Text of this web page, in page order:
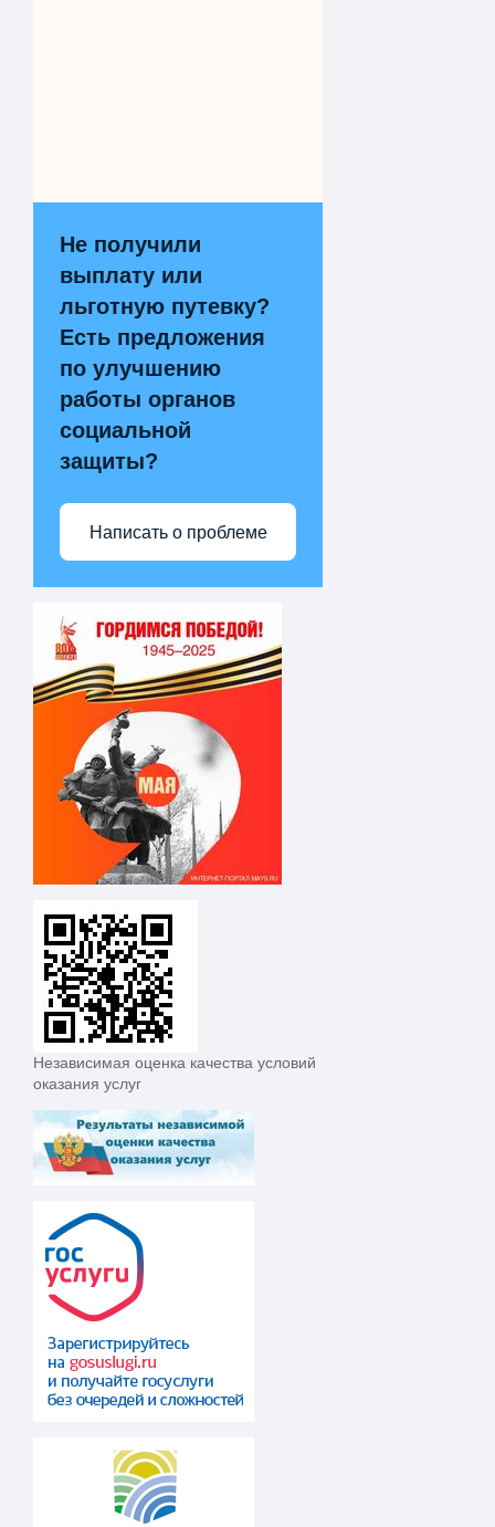
Не получили
выплату или
льготную путевку?
Есть предложения
по улучшению
работы органов
социальной
защиты?
Написать о проблеме
Независимая оценка качества условий
оказания услуг